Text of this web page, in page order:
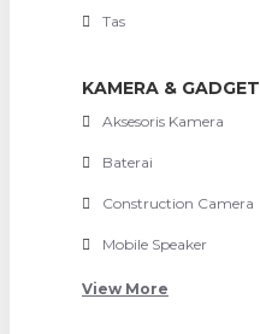
Tas
KAMERA & GADGET
Aksesoris Kamera
Baterai
Construction Camera
Mobile Speaker
View More